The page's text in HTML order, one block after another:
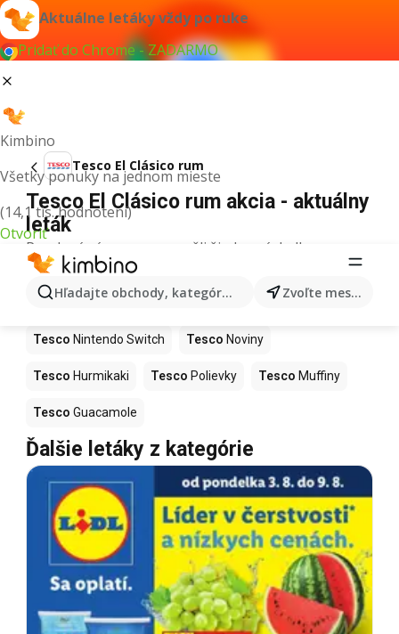
Aktuálne letáky vždy po ruke
Pridať do Chrome - ZADARMO
Kimbino
Všetky ponuky na jednom mieste
(14,1 tis. hodnotení)
Otvoriť
Hľadajte obchody, kategórie, produkty... Zvoľte mesto
Tesco El Clásico rum
Tesco El Clásico rum akcia - aktuálny
leták
Pre daný výraz sme nenašli žiadne výsledky.
Ďalšie produkty v obchodoch Tesco
Tesco Kapor Tesco Ashwagandha
Tesco Nintendo Switch Tesco Noviny
Tesco Hurmikaki Tesco Polievky Tesco Muffiny
Tesco Guacamole
Ďalšie letáky z kategórie